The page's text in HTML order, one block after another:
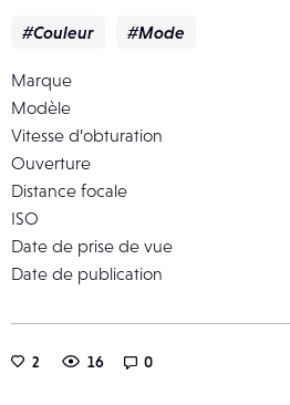
#Couleur #Mode
Marque
Modèle
Vitesse d’obturation
Ouverture
Distance focale
ISO
Date de prise de vue
Date de publication
2 16 0